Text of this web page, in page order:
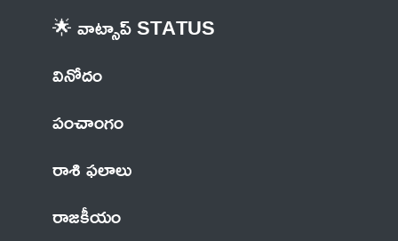
🌟 వాట్సాప్ STATUS
వినోదం
పంచాంగం
రాశి ఫలాలు
రాజకీయం